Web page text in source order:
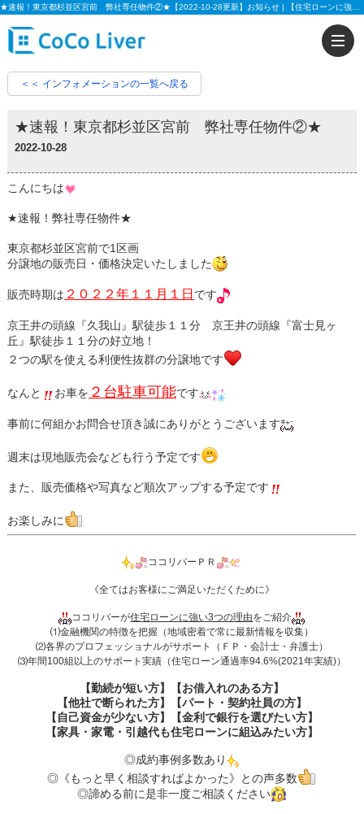
＜＜ インフォメーションの一覧へ戻る
★速報！東京都杉並区宮前 弊社専任物件②★
2022-10-28
こんにちは
★速報！弊社専任物件★
東京都杉並区宮前で1区画
分譲地の販売日・価格決定いたしました
販売時期は ２０２２年１１月１日 です
京王井の頭線『久我山』駅徒歩１１分 京王井の頭線『富士見ヶ
丘』駅徒歩１１分の好立地！
２つの駅を使える利便性抜群の分譲地です
なんと お車を ２台駐車可能です
事前に何組かお問合せ頂き誠にありがとうございます
週末は現地販売会なども行う予定です
また、販売価格や写真など順次アップする予定です
お楽しみに
ココリバーＰＲ
《全てはお客様にご満足いただくために》
ココリバーが住宅ローンに強い3つの理由をご紹介
⑴金融機関の特徴を把握（地域密着で常に最新情報を収集）
⑵各界のプロフェッショナルがサポート（ＦＰ・会計士・弁護士）
⑶年間100組以上のサポート実績（住宅ローン通過率94.6%(2021年実績)）
【勤続が短い方】【お借入れのある方】
【他社で断られた方】【パート・契約社員の方】
【自己資金が少ない方】【金利で銀行を選びたい方】
【家具・家電・引越代も住宅ローンに組込みたい方】
◎成約事例多数あり
◎《もっと早く相談すればよかった》との声多数
◎諦める前に是非一度ご相談ください